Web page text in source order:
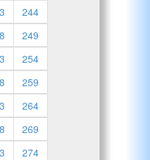
244
249
254
259
264
269
274